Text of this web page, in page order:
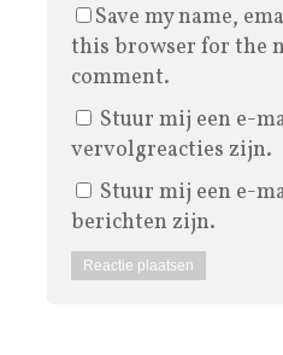
Save my name,
this browser for the
comment.
Stuur mij een e-
vervolgreacties zijn.
Stuur mij een e-
berichten zijn.